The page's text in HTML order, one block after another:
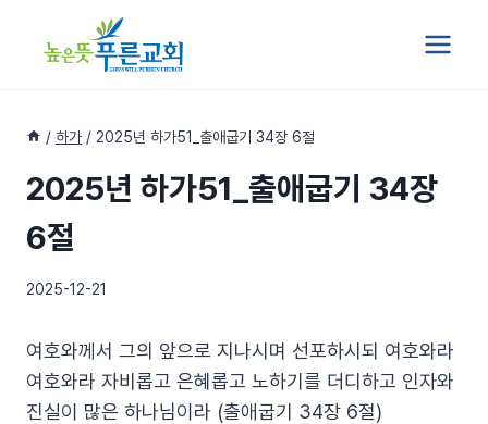
/ 하가 / 2025년 하가51_출애굽기 34장 6절
2025년 하가51_출애굽기 34장
6절
2025-12-21
여호와께서 그의 앞으로 지나시며 선포하시되 여호와라
여호와라 자비롭고 은혜롭고 노하기를 더디하고 인자와
진실이 많은 하나님이라 (출애굽기 34장 6절)